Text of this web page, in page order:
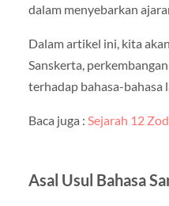
dalam menyebarkan
Dalam artikel ini, kita
Sanskerta,
terhadap bahasa-bahasa
Baca juga : Sejarah 12
Asal Usul Bahasa